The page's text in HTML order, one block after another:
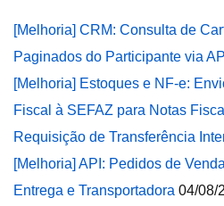
[Melhoria] CRM: Consulta de
Paginados do Participante via API
[Melhoria] Estoques e NF-e:
Fiscal à SEFAZ para Notas
Requisição de Transferência
[Melhoria] API: Pedidos de
Entrega e Transportadora 04/08/